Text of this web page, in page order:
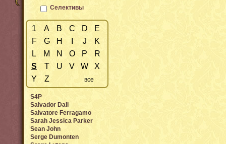
Селективы
1 A B C D
E
F
G H J
K
L
M N O P
R
S
T U V W
X
Y
Z все
S4P
Salvador Dali
Salvatore Ferragamo
Sarah Jessica Parker
Sean John
Serge Dumonten